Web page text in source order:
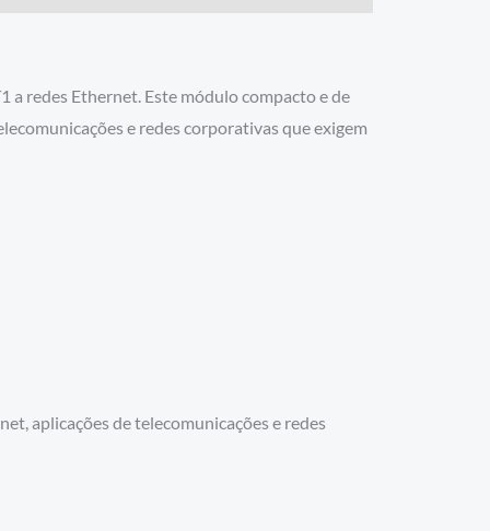
a redes Ethernet. Este módulo compacto e de
e redes corporativas que exigem
aplicações de telecomunicações e redes